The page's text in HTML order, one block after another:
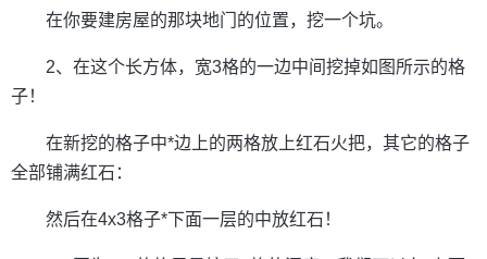
在你要建房屋的那块地门的位置，挖一个坑。
2、在这个长方体，宽3格的一边中间挖掉如图所示的格
子！
在新挖的格子中*边上的两格放上红石火把，其它的格子
全部铺满红石：
然后在4x3格子*下面一层的中放红石！